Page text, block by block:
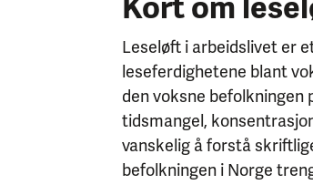
Kort om
Leseløft i arbeidslivet er
leseferdighetene blant
den voksne befolkningen
tidsmangel,
vanskelig å forstå
befolkningen i Norge